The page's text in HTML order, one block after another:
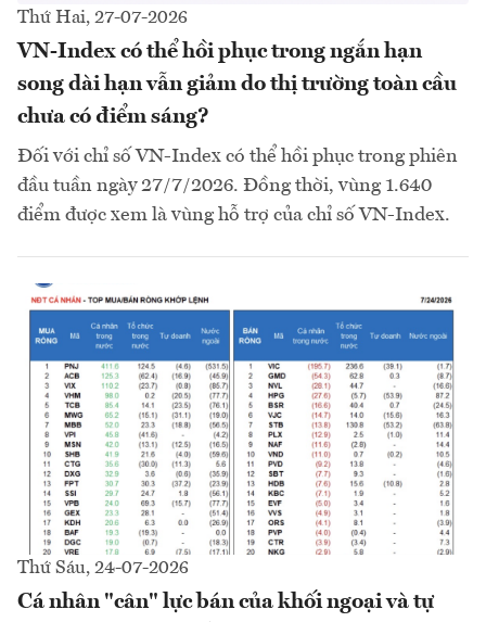
Thứ Hai, 27-07-2026
VN-Index có thể hồi phục trong ngắn hạn
song dài hạn vẫn giảm do thị trường toàn cầu
chưa có điểm sáng?
Đối với chỉ số VN-Index có thể hồi phục trong phiên
đầu tuần ngày 27/7/2026. Đồng thời, vùng 1.640
điểm được xem là vùng hỗ trợ của chỉ số VN-Index.
Thứ Sáu, 24-07-2026
Cá nhân "cân" lực bán của khối ngoại và tự